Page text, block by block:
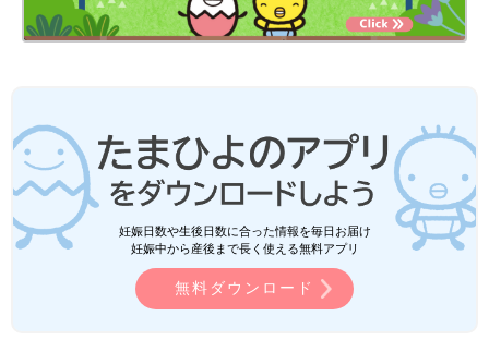
妊娠日数や生後日数に合った情報を毎日お届け
妊娠中から産後まで長く使える無料アプリ
無料ダウンロード